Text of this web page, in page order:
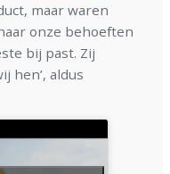
maar waren
onze behoeften
bij past. Zij
hen’, aldus